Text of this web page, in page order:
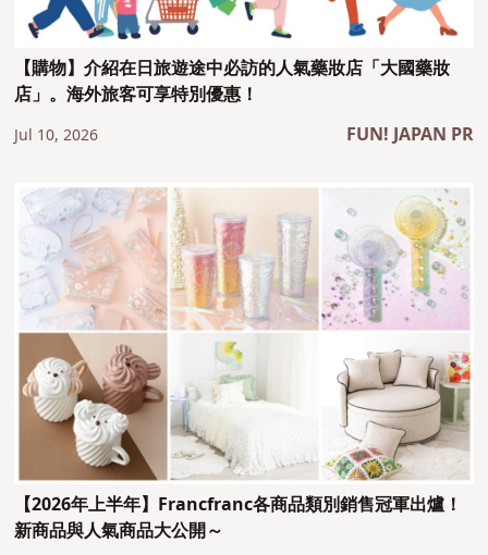
【購物】介紹在日旅遊途中必訪的人氣藥妝店「大國藥妝
店」。海外旅客可享特別優惠！
Jul 10, 2026 FUN! JAPAN PR
【2026年上半年】Francfranc各商品類別銷售冠軍出爐！
新商品與人氣商品大公開～